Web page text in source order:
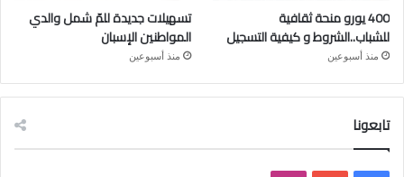
400 يورو منحة ثقافية
للشباب..الشروط و كيفية التسجيل
منذ أسبوعين
تسهيلات جديدة للمّ شمل والدي
المواطنين الإسبان
منذ أسبوعين
تابعونا